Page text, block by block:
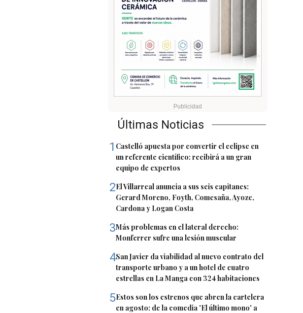
Últimas Noticias
1 Castelló apuesta por convertir el eclipse en
un referente científico: recibirá a un gran
equipo de expertos
2El Villarreal anuncia a sus seis capitanes:
Gerard Moreno, Foyth, Comesaña, Ayoze,
Cardona y Logan Costa
3Más problemas en el lateral derecho:
Monferrer sufre una lesión muscular
4San Javier da viabilidad al nuevo contrato del
transporte urbano y a un hotel de cuatro
estrellas en La Manga con 324 habitaciones
5Estos son los estrenos que abren la cartelera
en agosto: de la comedia 'El último mono' a